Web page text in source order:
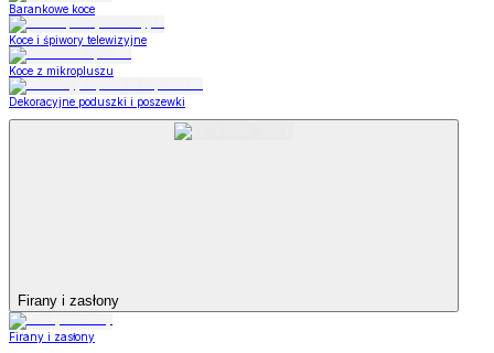
Barankowe koce
Koce i śpiwory telewizyjne
Koce z mikropluszu
Dekoracyjne poduszki i poszewki
Firany i zasłony
Firany i zasłony